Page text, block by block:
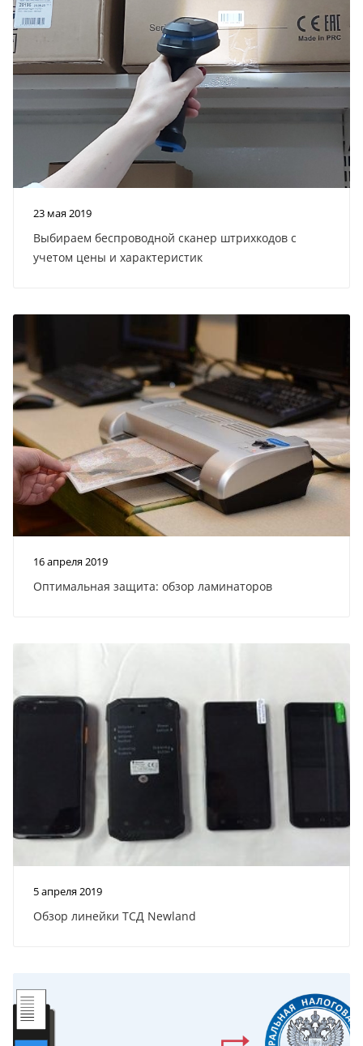
23 мая 2019
Выбираем беспроводной сканер штрихкодов с
учетом цены и характеристик
16 апреля 2019
Оптимальная защита: обзор ламинаторов
5 апреля 2019
Обзор линейки ТСД Newland